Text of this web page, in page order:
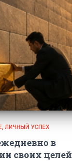
ЛИЧНЫЙ УСПЕХ
в
своих целей